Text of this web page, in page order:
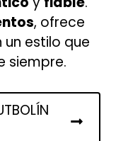
, ofrece
estilo que
siempre.